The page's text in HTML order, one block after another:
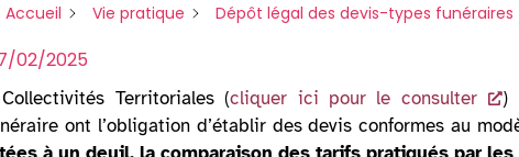
Vie pratique Dépôt légal des devis-types funéraires
02/2025
Territoriales (cliquer ici pour le consulter
)
ont l’obligation d’établir des devis conformes au